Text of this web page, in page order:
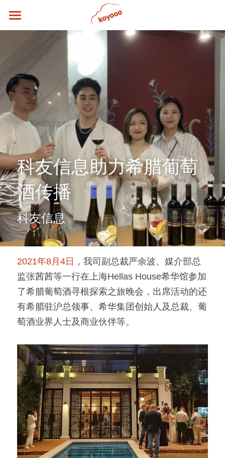
核心团队
行业解决方案
新闻博客
联系我们
科友信息助力希腊葡萄
酒传播
科友信息
2021年8月4日 ，我司副总裁严余波、媒介部总
监张茜茜等一行在上海Hellas House希华馆参加
了希腊葡萄酒寻根探索之旅晚会，出席活动的还
有希腊驻沪总领事、希华集团创始人及总裁、葡
萄酒业界人士及商业伙伴等。